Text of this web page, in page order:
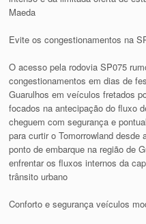
Maeda
Evite os congestionamentos na
O acesso pela rodovia SP075
congestionamentos em dias de
Guarulhos em veículos fretados
focados na antecipação do fluxo
cheguem com segurança e
para curtir o Tomorrowland
ponto de embarque na região de
enfrentar os fluxos internos da
trânsito urbano
Conforto e segurança veículos